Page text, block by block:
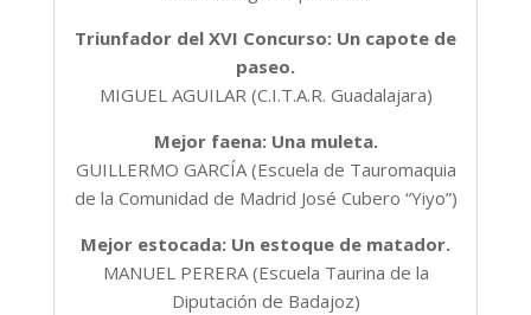
Triunfador del XVI Concurso: Un capote de
paseo.
MIGUEL AGUILAR (C.I.T.A.R. Guadalajara)
Mejor faena: Una muleta.
GUILLERMO GARCÍA (Escuela de Tauromaquia
de la Comunidad de Madrid José Cubero “Yiyo”)
Mejor estocada: Un estoque de matador.
MANUEL PERERA (Escuela Taurina de la
Diputación de Badajoz)